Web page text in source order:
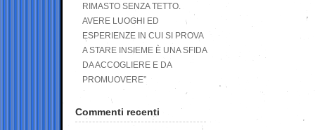
RIMASTO SENZA TETTO.
AVERE LUOGHI ED
ESPERIENZE IN CUI SI PROVA
A STARE INSIEME È UNA SFIDA
DA ACCOGLIERE E DA
PROMUOVERE”
Commenti recenti